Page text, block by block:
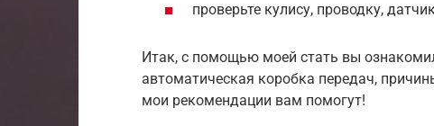
проверьте кулису, проводку,
Итак, с помощью моей стать вы
автоматическая коробка передач,
мои рекомендации вам помогут!